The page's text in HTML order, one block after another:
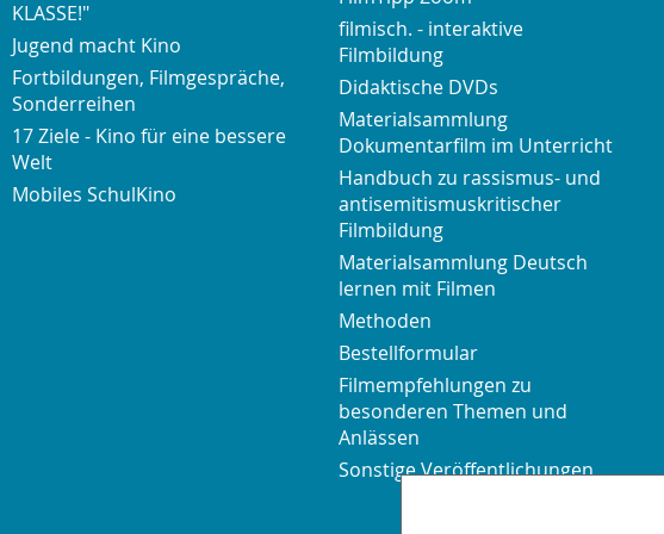
KLASSE!"
Jugend macht Kino
Fortbildungen, Filmgespräche,
Sonderreihen
17 Ziele - Kino für eine bessere
Welt
Mobiles SchulKino
filmisch. - interaktive
Filmbildung
Didaktische DVDs
Materialsammlung
Dokumentarfilm im Unterricht
Handbuch zu rassismus- und
antisemitismuskritischer
Filmbildung
Materialsammlung Deutsch
lernen mit Filmen
Methoden
Bestellformular
Filmempfehlungen zu
besonderen Themen und
Anlässen
Sonstige Veröffentlichungen